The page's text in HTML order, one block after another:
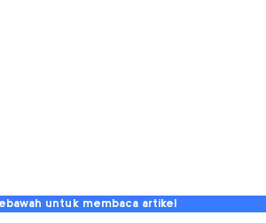
untuk membaca artikel